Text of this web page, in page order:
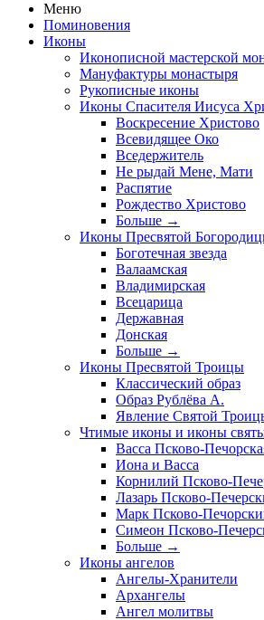
Меню
Поминовения
Иконы
Иконописной мастерской
Мануфактуры монастыря
Рукописные иконы
Иконы Спасителя Иисуса
Воскресение Христово
Всевидящее Око
Вседержитель
Не рыдай Мене, Мати
Распятие
Рождество Христово
Больше →
Иконы Пресвятой
Боготечная звезда
Валаамская
Владимирская
Всецарица
Державная
Донская
Больше →
Иконы Пресвятой Троицы
Классический образ
Образ Рублёва А.
Явление Святой
Чтимые иконы и иконы
Васса Псково-
Иона и Васса
Корнилий Псково-
Лазарь Псково-
Марк Псково-
Симеон Псково-
Больше →
Иконы ангелов
Ангелы-Хранители
Архангелы
Ангел молитвы